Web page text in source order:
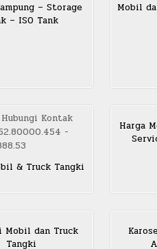
– Storage
– ISO Tank
Mobil
& Truck Tangki
Harga
Mobil dan Truck
Tangki